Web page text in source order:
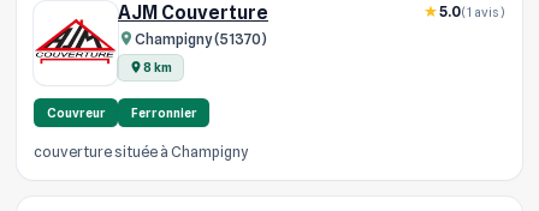
AJM Couverture
Champigny (51370)
8 km
5.0(1 avis)
Couvreur Ferronnier
couverture située à Champigny